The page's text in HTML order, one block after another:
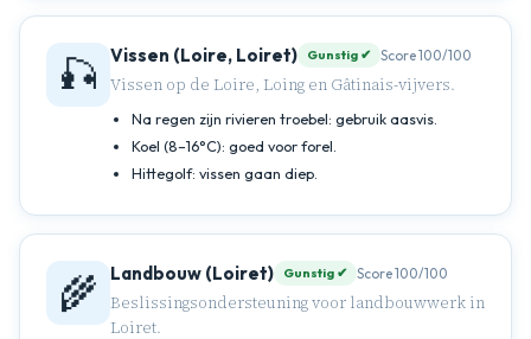
🎣 Vissen (Loire, Loiret) Gunstig ✔ Score 100/100
Vissen op de Loire, Loing en Gâtinais-vijvers.
Na regen zijn rivieren troebel: gebruik aasvis.
Koel (8–16°C): goed voor forel.
Hittegolf: vissen gaan diep.
🌾 Landbouw (Loiret) Gunstig ✔ Score 100/100
Beslissingsondersteuning voor landbouwwerk in
Loiret.